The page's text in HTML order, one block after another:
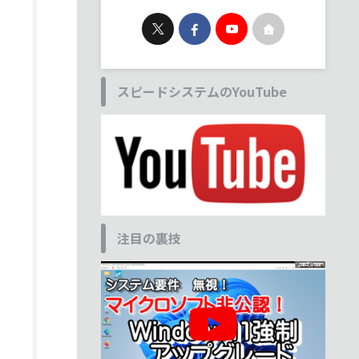
スピードシステムのYouTube
注目の裏技